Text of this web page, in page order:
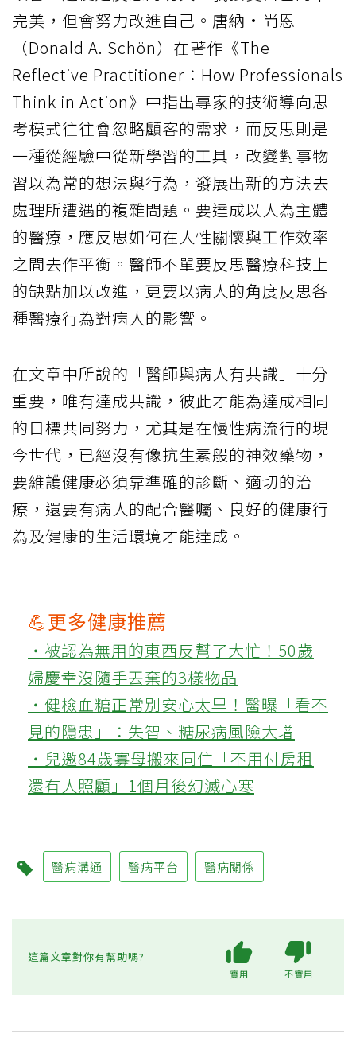
完美，但會努力改進自己。唐納·尚恩
（Donald A. Schön）在著作《The
Reflective Practitioner：How Professionals
Think in Action》中指出專家的技術導向思
考模式往往會忽略顧客的需求，而反思則是
一種從經驗中從新學習的工具，改變對事物
習以為常的想法與行為，發展出新的方法去
處理所遭遇的複雜問題。要達成以人為主體
的醫療，應反思如何在人性關懷與工作效率
之間去作平衡。醫師不單要反思醫療科技上
的缺點加以改進，更要以病人的角度反思各
種醫療行為對病人的影響。
在文章中所說的「醫師與病人有共識」十分
重要，唯有達成共識，彼此才能為達成相同
的目標共同努力，尤其是在慢性病流行的現
今世代，已經沒有像抗生素般的神效藥物，
要維護健康必須靠準確的診斷、適切的治
療，還要有病人的配合醫囑、良好的健康行
為及健康的生活環境才能達成。
💪更多健康推薦
‧被認為無用的東西反幫了大忙！50歲
婦慶幸沒隨手丟棄的3樣物品
‧健檢血糖正常別安心太早！醫曝「看不
見的隱患」：失智、糖尿病風險大增
‧兒邀84歲寡母搬來同住「不用付房租
還有人照顧」1個月後幻滅心寒
醫病溝通 醫病平台 醫病關係
這篇文章對你有幫助嗎?
實用 不實用